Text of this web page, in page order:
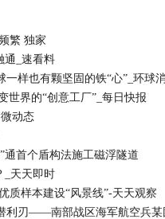
繁 独家
通_速看料
样也有颗坚固的铁“心”_环球
世界的“创意工厂”_每日快报
动态
通首个盾构法施工磁浮隧道
_天天即时
质样本建设“风景线”-天天观察
利刃——南部战区海军航空兵某